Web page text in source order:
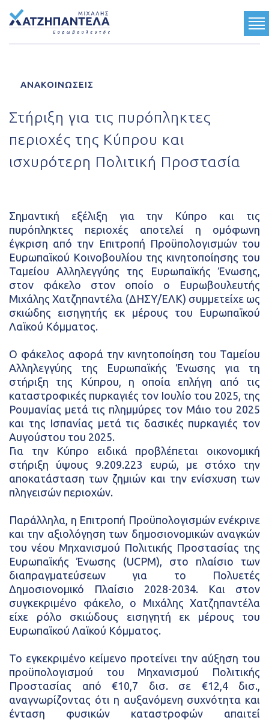
ΟΙ ΘΕΣΕΙΣ ΜΟΥ
ΤΟ ΕΡΓΟ ΜΟΥ
ΤΟ ΟΡΑΜΑ ΜΟΥ
Multimedia
Τύπος
Επικοινωνία
ΑΝΑΚΟΙΝΩΣΕΙΣ
Στήριξη για τις πυρόπληκτες
περιοχές της Κύπρου και
ισχυρότερη Πολιτική Προστασία
Σημαντική εξέλιξη για την Κύπρο και τις
πυρόπληκτες περιοχές αποτελεί η ομόφωνη
έγκριση από την Επιτροπή Προϋπολογισμών του
Ευρωπαϊκού Κοινοβουλίου της κινητοποίησης του
Ταμείου Αλληλεγγύης της Ευρωπαϊκής Ένωσης,
στον φάκελο στον οποίο ο Ευρωβουλευτής
Μιχάλης Χατζηπαντέλα (ΔΗΣΥ/ΕΛΚ) συμμετείχε ως
σκιώδης εισηγητής εκ μέρους του Ευρωπαϊκού
Λαϊκού Κόμματος.
Ο φάκελος αφορά την κινητοποίηση του Ταμείου
Αλληλεγγύης της Ευρωπαϊκής Ένωσης για τη
στήριξη της Κύπρου, η οποία επλήγη από τις
καταστροφικές πυρκαγιές τον Ιουλίο του 2025, της
Ρουμανίας μετά τις πλημμύρες τον Μάιο του 2025
και της Ισπανίας μετά τις δασικές πυρκαγιές τον
Αυγούστου του 2025.
Για την Κύπρο ειδικά προβλέπεται οικονομική
στήριξη ύψους 9.209.223 ευρώ, με στόχο την
αποκατάσταση των ζημιών και την ενίσχυση των
πληγεισών περιοχών.
Παράλληλα, η Επιτροπή Προϋπολογισμών ενέκρινε
και την αξιολόγηση των δημοσιονομικών αναγκών
του νέου Μηχανισμού Πολιτικής Προστασίας της
Ευρωπαϊκής Ένωσης (UCPM), στο πλαίσιο των
διαπραγματεύσεων για το Πολυετές
Δημοσιονομικό Πλαίσιο 2028-2034. Και στον
συγκεκριμένο φάκελο, ο Μιχάλης Χατζηπαντέλα
είχε ρόλο σκιώδους εισηγητή εκ μέρους του
Ευρωπαϊκού Λαϊκού Κόμματος.
Το εγκεκριμένο κείμενο προτείνει την αύξηση του
προϋπολογισμού του Μηχανισμού Πολιτικής
Προστασίας από €10,7 δισ. σε €12,4 δισ.,
αναγνωρίζοντας ότι η αυξανόμενη συχνότητα και
ένταση φυσικών καταστροφών απαιτεί